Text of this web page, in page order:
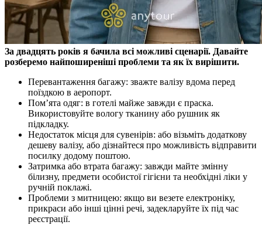
За двадцять років я бачила всі можливі сценарії. Давайте
розберемо найпоширеніші проблеми та як їх вирішити.
Перевантаження багажу: зважте валізу вдома перед
поїздкою в аеропорт.
Пом’ята одяг: в готелі майже завжди є праска.
Використовуйте вологу тканину або рушник як
підкладку.
Недостаток місця для сувенірів: або візьміть додаткову
дешеву валізу, або дізнайтеся про можливість відправити
посилку додому поштою.
Затримка або втрата багажу: завжди майте змінну
білизну, предмети особистої гігієни та необхідні ліки у
ручній поклажі.
Проблеми з митницею: якщо ви везете електроніку,
прикраси або інші цінні речі, задекларуйте їх під час
реєстрації.